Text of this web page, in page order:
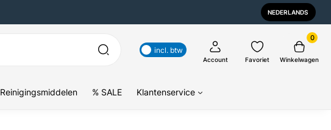
NEDERLANDS
incl. btw
Account Favoriet
0
Winkelwagen
Reinigingsmiddelen % SALE Klantenservice